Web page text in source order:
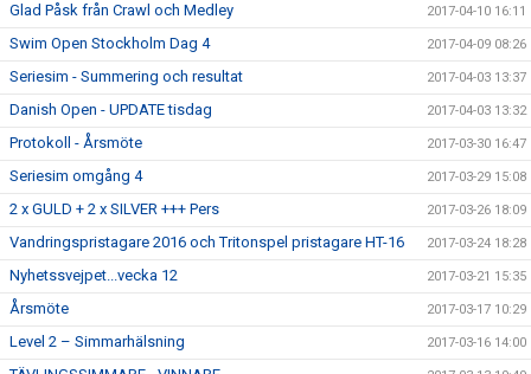
Glad Påsk från Crawl och Medley 2017-04-10 16:11
Swim Open Stockholm Dag 4 2017-04-09 08:26
Seriesim - Summering och resultat 2017-04-03 13:37
Danish Open - UPDATE tisdag 2017-04-03 13:32
Protokoll - Årsmöte 2017-03-30 16:47
Seriesim omgång 4 2017-03-29 15:08
2 x GULD + 2 x SILVER +++ Pers 2017-03-26 18:09
Vandringspristagare 2016 och Tritonspel pristagare HT-16 2017-03-24 18:28
Nyhetssvejpet...vecka 12 2017-03-21 15:35
Årsmöte 2017-03-17 10:29
Level 2 – Simmarhälsning 2017-03-16 14:00